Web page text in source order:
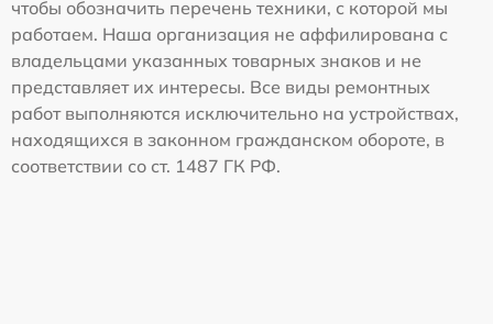
чтобы обозначить перечень техники, с которой мы
работаем. Наша организация не аффилирована с
владельцами указанных товарных знаков и не
представляет их интересы. Все виды ремонтных
работ выполняются исключительно на устройствах,
находящихся в законном гражданском обороте, в
соответствии со ст. 1487 ГК РФ.